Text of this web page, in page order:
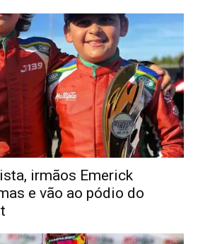
irmãos Emerick
e vão ao pódio do